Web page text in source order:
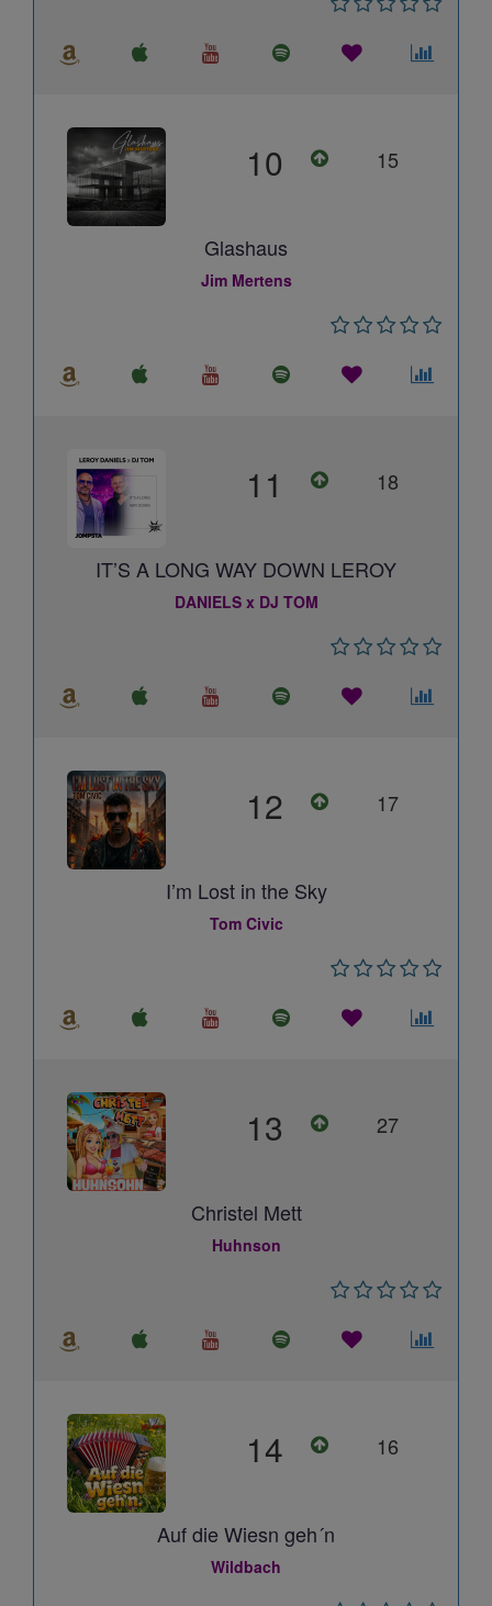
10 15
Glashaus
Jim Mertens
11 18
IT’S A LONG WAY DOWN LEROY
DANIELS x DJ TOM
12 17
I’m Lost in the Sky
Tom Civic
13 27
Christel Mett
Huhnson
14 16
Auf die Wiesn geh´n
Wildbach